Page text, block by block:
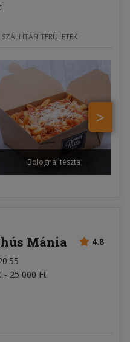
SZÁLLÍTÁSI TERÜLETEK
>
Bolognai tészta
4.8
Mánia
- 25 000 Ft